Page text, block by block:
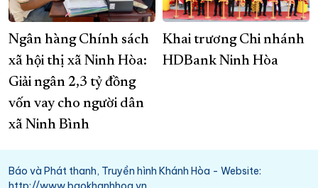
Ngân hàng Chính sách
xã hội thị xã Ninh Hòa:
Giải ngân 2,3 tỷ đồng
vốn vay cho người dân
xã Ninh Bình
Khai trương Chi nhánh
HDBank Ninh Hòa
Báo và Phát thanh, Truyền hình Khánh Hòa - Website: